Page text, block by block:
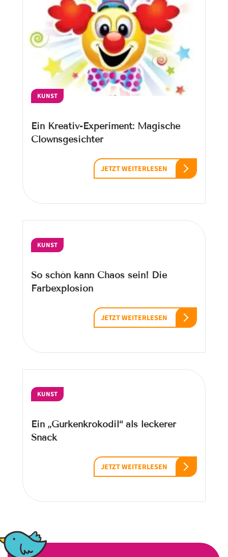
KUNST
Ein Kreativ-Experiment: Magische
Clownsgesichter
JETZT WEITERLESEN
KUNST
So schön kann Chaos sein! Die
Farbexplosion
JETZT WEITERLESEN
KUNST
Ein „Gurkenkrokodil“ als leckerer
Snack
JETZT WEITERLESEN